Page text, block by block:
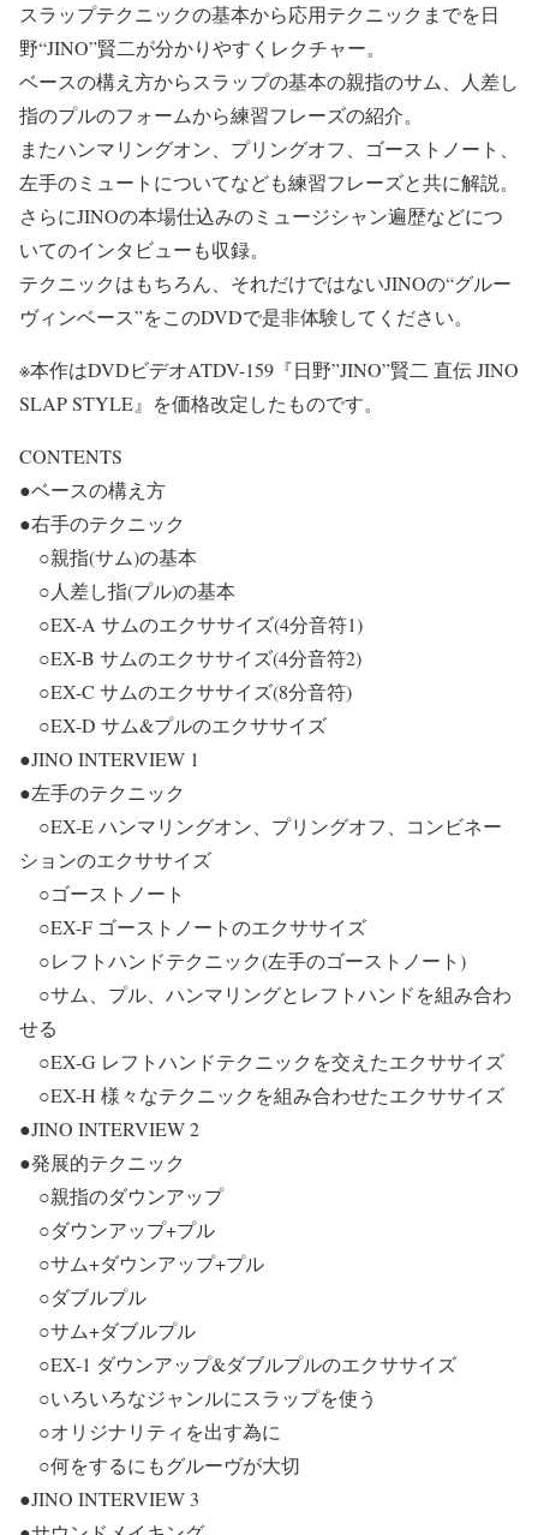
スラップテクニックの基本から応用テクニックまでを日
野“JINO”賢二が分かりやすくレクチャー。
ベースの構え方からスラップの基本の親指のサム、人差し
指のプルのフォームから練習フレーズの紹介。
またハンマリングオン、プリングオフ、ゴーストノート、
左手のミュートについてなども練習フレーズと共に解説。
さらにJINOの本場仕込みのミュージシャン遍歴などにつ
いてのインタビューも収録。
テクニックはもちろん、それだけではないJINOの“グルー
ヴィンベース”をこのDVDで是非体験してください。
※本作はDVDビデオATDV-159『日野”JINO”賢二 直伝 JINO
SLAP STYLE』を価格改定したものです。
CONTENTS
●ベースの構え方
●右手のテクニック
○親指(サム)の基本
○人差し指(プル)の基本
○EX-A サムのエクササイズ(4分音符1)
○EX-B サムのエクササイズ(4分音符2)
○EX-C サムのエクササイズ(8分音符)
○EX-D サム&プルのエクササイズ
●JINO INTERVIEW 1
●左手のテクニック
○EX-E ハンマリングオン、プリングオフ、コンビネー
ションのエクササイズ
○ゴーストノート
○EX-F ゴーストノートのエクササイズ
○レフトハンドテクニック(左手のゴーストノート)
○サム、プル、ハンマリングとレフトハンドを組み合わ
せる
○EX-G レフトハンドテクニックを交えたエクササイズ
○EX-H 様々なテクニックを組み合わせたエクササイズ
●JINO INTERVIEW 2
●発展的テクニック
○親指のダウンアップ
○ダウンアップ+プル
○サム+ダウンアップ+プル
○ダブルプル
○サム+ダブルプル
○EX-1 ダウンアップ&ダブルプルのエクササイズ
○いろいろなジャンルにスラップを使う
○オリジナリティを出す為に
○何をするにもグルーヴが大切
●JINO INTERVIEW 3